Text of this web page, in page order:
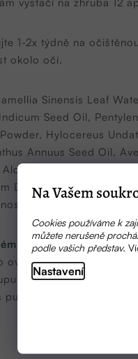
Na Vašem
Cookies používáme k
můžete nerušeně
podle vašich představ.
Nastavení
1-2x týdně na
okolo očí.
Sinensis Leaf
Seed Oil,
Hylocereus
Annuus Seed Oil,
Alcohol, Perlite, Vanilla
Dulcis Fruit Extract,
Radish Root
znění: květinová
ovoce, arganový,
z cukrové třtiny),
perlový prášek